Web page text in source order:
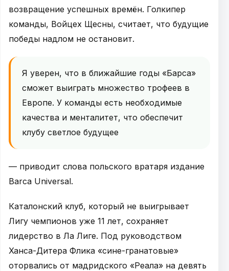
возвращение успешных времён. Голкипер
команды, Войцех Щесны, считает, что будущие
победы надлом не остановит.
Я уверен, что в ближайшие годы «Барса»
сможет выиграть множество трофеев в
Европе. У команды есть необходимые
качества и менталитет, что обеспечит
клубу светлое будущее
— приводит слова польского вратаря издание
Barca Universal.
Каталонский клуб, который не выигрывает
Лигу чемпионов уже 11 лет, сохраняет
лидерство в Ла Лиге. Под руководством
Ханса-Дитера Флика «сине-гранатовые»
оторвались от мадридского «Реала» на девять